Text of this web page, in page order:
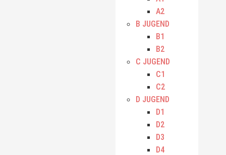
A2
B JUGEND
B1
B2
C JUGEND
C1
C2
D JUGEND
D1
D2
D3
D4